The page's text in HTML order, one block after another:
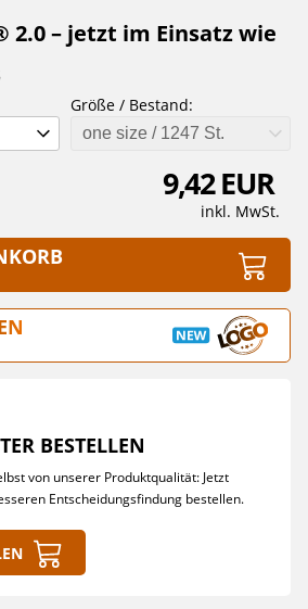
2.0 – jetzt im Einsatz wie
Größe / Bestand:
one size / 1247 St.
9,42 EUR
inkl. MwSt.
BESTELLEN
von unserer Produktqualität: Jetzt
Entscheidungsfindung bestellen.